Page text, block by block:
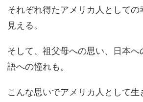
それぞれ得たアメリカ人として
見える。
そして、祖父母への思い、日本へ
語への憧れも。
こんな思いでアメリカ人として生